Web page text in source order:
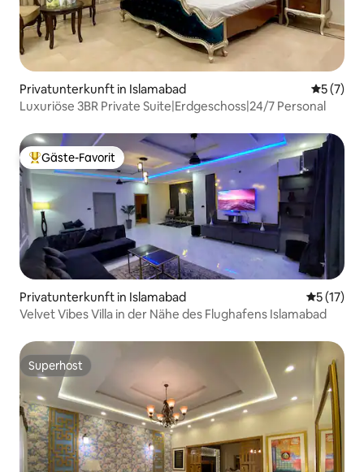
Privatunterkunft in Islamabad
5 (7)
Luxuriöse 3BR Private Suite|Erdgeschoss|24/7 Personal
Beliebter Gäste-Favorit.
Gäste-Favorit
Privatunterkunft in Islamabad
5 (17)
Velvet Vibes Villa in der Nähe des Flughafens Islamabad
Superhost
Superhost